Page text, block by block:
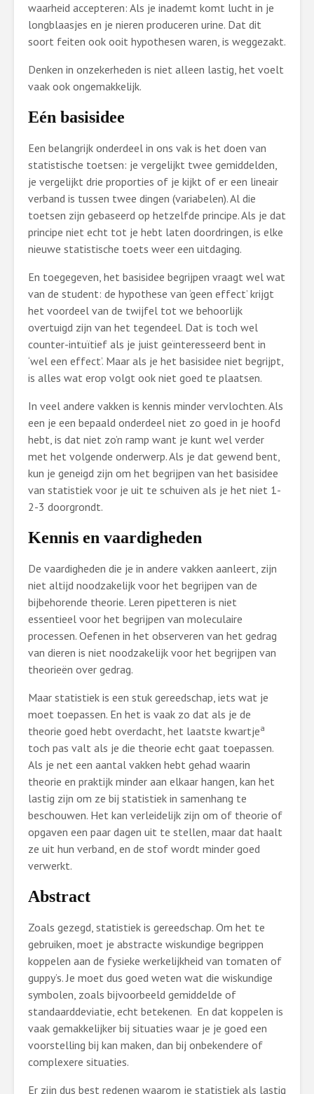
waarheid accepteren: Als je inademt komt lucht in je
longblaasjes en je nieren produceren urine. Dat dit
soort feiten ook ooit hypothesen waren, is weggezakt.
Denken in onzekerheden is niet alleen lastig, het voelt
vaak ook ongemakkelijk.
Eén basisidee
Een belangrijk onderdeel in ons vak is het doen van
statistische toetsen: je vergelijkt twee gemiddelden,
je vergelijkt drie proporties of je kijkt of er een lineair
verband is tussen twee dingen (variabelen). Al die
toetsen zijn gebaseerd op hetzelfde principe. Als je dat
principe niet echt tot je hebt laten doordringen, is elke
nieuwe statistische toets weer een uitdaging.
En toegegeven, het basisidee begrijpen vraagt wel wat
van de student: de hypothese van ‘geen effect’ krijgt
het voordeel van de twijfel tot we behoorlijk
overtuigd zijn van het tegendeel. Dat is toch wel
counter-intuïtief als je juist geïnteresseerd bent in
‘wel een effect’. Maar als je het basisidee niet begrijpt,
is alles wat erop volgt ook niet goed te plaatsen.
In veel andere vakken is kennis minder vervlochten. Als
een je een bepaald onderdeel niet zo goed in je hoofd
hebt, is dat niet zo’n ramp want je kunt wel verder
met het volgende onderwerp. Als je dat gewend bent,
kun je geneigd zijn om het begrijpen van het basisidee
van statistiek voor je uit te schuiven als je het niet 1-
2-3 doorgrondt.
Kennis en vaardigheden
De vaardigheden die je in andere vakken aanleert, zijn
niet altijd noodzakelijk voor het begrijpen van de
bijbehorende theorie. Leren pipetteren is niet
essentieel voor het begrijpen van moleculaire
processen. Oefenen in het observeren van het gedrag
van dieren is niet noodzakelijk voor het begrijpen van
theorieën over gedrag.
Maar statistiek is een stuk gereedschap, iets wat je
moet toepassen. En het is vaak zo dat als je de
theorie goed hebt overdacht, het laatste kwartjea
toch pas valt als je die theorie echt gaat toepassen.
Als je net een aantal vakken hebt gehad waarin
theorie en praktijk minder aan elkaar hangen, kan het
lastig zijn om ze bij statistiek in samenhang te
beschouwen. Het kan verleidelijk zijn om of theorie of
opgaven een paar dagen uit te stellen, maar dat haalt
ze uit hun verband, en de stof wordt minder goed
verwerkt.
Abstract
Zoals gezegd, statistiek is gereedschap. Om het te
gebruiken, moet je abstracte wiskundige begrippen
koppelen aan de fysieke werkelijkheid van tomaten of
guppy’s. Je moet dus goed weten wat die wiskundige
symbolen, zoals bijvoorbeeld gemiddelde of
standaarddeviatie, echt betekenen. En dat koppelen is
vaak gemakkelijker bij situaties waar je je goed een
voorstelling bij kan maken, dan bij onbekendere of
complexere situaties.
Er zijn dus best redenen waarom je statistiek als lastig